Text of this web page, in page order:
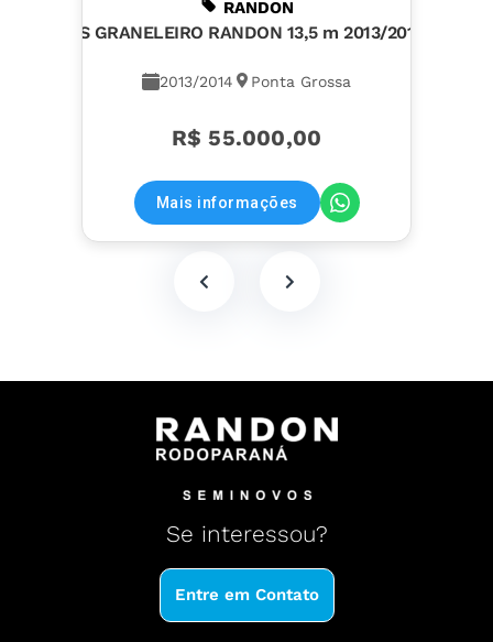
RANDON
LS GRANELEIRO RANDON 13,5 m 2013/2014
2013/2014 Ponta Grossa
R$ 55.000,00
Mais informações
Se interessou?
Entre em Contato